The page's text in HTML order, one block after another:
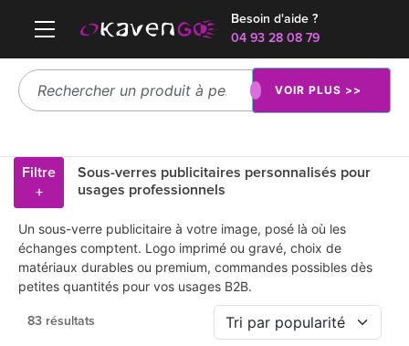
Besoin d'aide ?
04 93 28 08 79
VOIR PLUS >>
Filtre
+
Sous-verres publicitaires personnalisés pour
usages professionnels
Un sous-verre publicitaire à votre image, posé là où les
échanges comptent. Logo imprimé ou gravé, choix de
matériaux durables ou premium, commandes possibles dès
petites quantités pour vos usages B2B.
83 résultats